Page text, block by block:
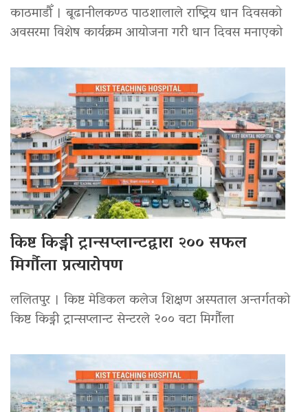
काठमाडौँ । बूढानीलकण्ठ पाठशालाले राष्ट्रिय धान दिवसको
अवसरमा विशेष कार्यक्रम आयोजना गरी धान दिवस मनाएको
किष्ट किड्नी ट्रान्सप्लान्टद्वारा २०० सफल
मिर्गौला प्रत्यारोपण
ललितपुर । किष्ट मेडिकल कलेज शिक्षण अस्पताल अन्तर्गतको
किष्ट किड्नी ट्रान्सप्लान्ट सेन्टरले २०० वटा मिर्गौला